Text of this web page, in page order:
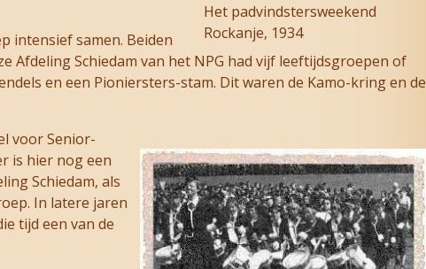
Het padvindstersweekend
Rockanje, 1934
intensief samen. Beiden
Afdeling Schiedam van het NPG had vijf leeftijdsgroepen of
en een Pioniersters-stam. Dit waren de Kamo-kring en de
voor Senior-
is hier nog een
Schiedam, als
In latere jaren
tijd een van de